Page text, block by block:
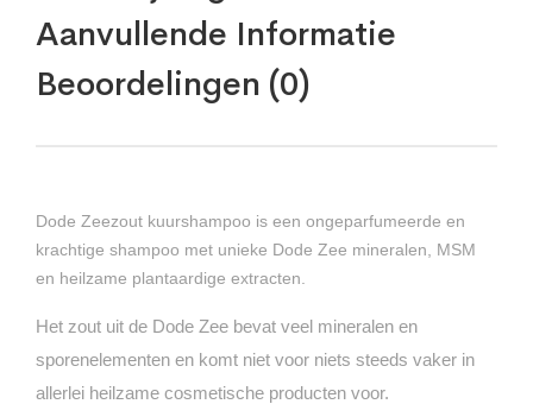
Aanvullende Informatie
Beoordelingen (0)
Dode Zeezout kuurshampoo is een ongeparfumeerde en
krachtige shampoo met unieke Dode Zee mineralen, MSM
en heilzame plantaardige extracten.
Het zout uit de Dode Zee bevat veel mineralen en
sporenelementen en komt niet voor niets steeds vaker in
allerlei heilzame cosmetische producten voor.